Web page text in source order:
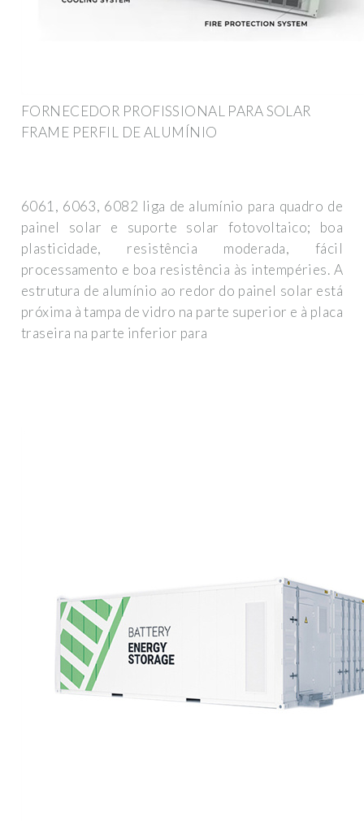
FORNECEDOR PROFISSIONAL PARA SOLAR
FRAME PERFIL DE ALUMÍNIO
6061, 6063, 6082 liga de alumínio para quadro de
painel solar e suporte solar fotovoltaico; boa
plasticidade, resistência moderada, fácil
processamento e boa resistência às intempéries. A
estrutura de alumínio ao redor do painel solar está
próxima à tampa de vidro na parte superior e à placa
traseira na parte inferior para